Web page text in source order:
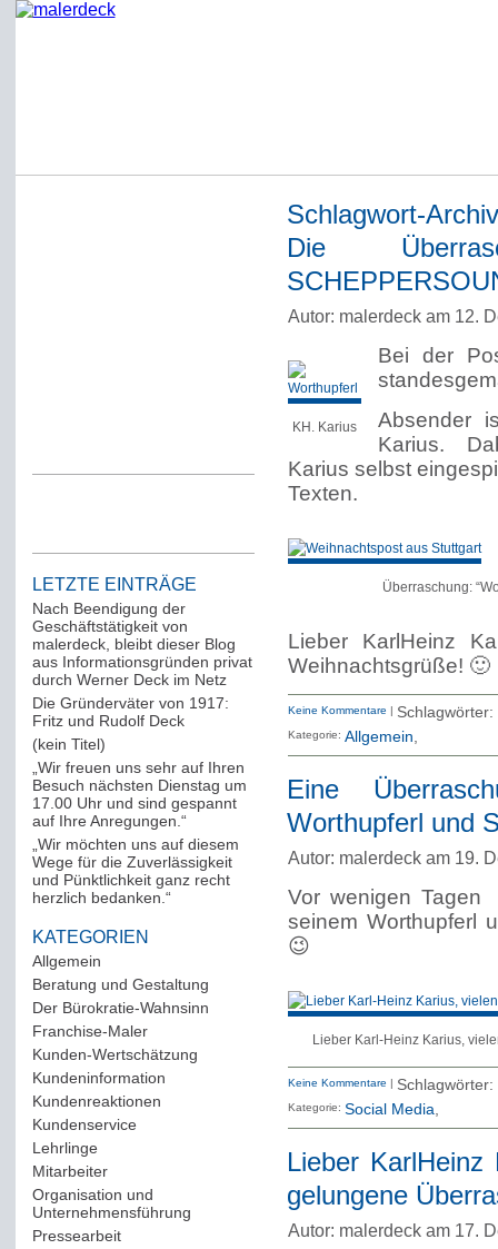
LETZTE EINTRÄGE
Nach Beendigung der
Geschäftstätigkeit von
malerdeck, bleibt dieser Blog
aus Informationsgründen privat
durch Werner Deck im Netz
Die Gründerväter von 1917:
Fritz und Rudolf Deck
(kein Titel)
„Wir freuen uns sehr auf Ihren
Besuch nächsten Dienstag um
17.00 Uhr und sind gespannt
auf Ihre Anregungen.“
„Wir möchten uns auf diesem
Wege für die Zuverlässigkeit
und Pünktlichkeit ganz recht
herzlich bedanken.“
KATEGORIEN
Allgemein
Beratung und Gestaltung
Der Bürokratie-Wahnsinn
Franchise-Maler(42)
Kunden-Wertschätzung
Kundeninformation
Kundenreaktionen
Kundenservice(178)
Lehrlinge(54)
Mitarbeiter(163)
Organisation und
Unternehmensführung
Pressearbeit(12)
Schlagwort-
Die
Autor: malerdeck am 12.
KH. Karius
Bei der
Absender
Karius.
Karius selbst
Texten.
Überraschung:
Lieber KarlHeinz
Weihnachtsgrüße! 🙂
Keine Kommentare | Schlagwörter:
Kategorie: Allgemein
Eine
Worthupferl und
Autor: malerdeck am 19.
Vor wenigen Tagen
seinem Worthupferl
😉
Lieber Karl-Heinz Karius,
Keine Kommentare | Schlagwörter:
Kategorie: Social Media
Lieber
gelungene
Autor: malerdeck am 17.